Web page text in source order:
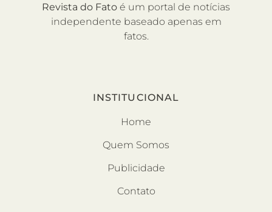
Revista do Fato é um portal de notícias
independente baseado apenas em
fatos.
INSTITUCIONAL
Home
Quem Somos
Publicidade
Contato